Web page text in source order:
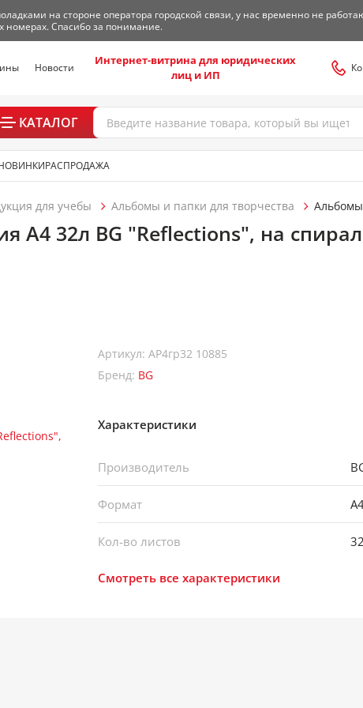
на стороне оператора городской связи, у нас временно не
номерах. Спасибо за понимание.
Новости
Интернет-витрина для юридических
лиц и ИП
КАТАЛОГ
РАСПРОДАЖА
для учебы Альбомы и папки для творчества
А4 32л BG "Reflections", на
Артикул: АР4гр32 10885
Бренд: BG
Характеристики
Производитель
Формат
Кол-во листов 32
Смотреть все характеристики